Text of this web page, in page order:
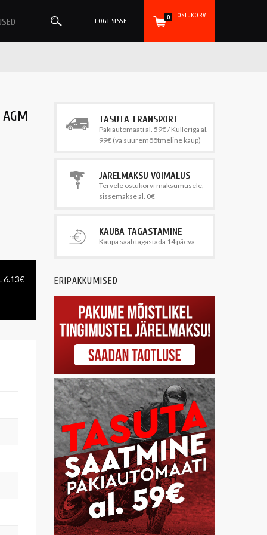
OSTUKORV
0
LOGI SISSE
TASUTA TRANSPORT
Pakiautomaati al. 59€ / Kulleriga al.
99€ (va suuremõõtmeline kaup)
JÄRELMAKSU VÕIMALUS
Tervele ostukorvi maksumusele,
sissemakse al. 0€
KAUBA TAGASTAMINE
Kaupa saab tagastada 14 päeva
ERIPAKKUMISED
6.13€